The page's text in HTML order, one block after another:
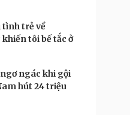
thời sự
đêm khuya
tình yêu
tình trẻ về
tôi bế tắc ở
ngác khi gội
hút 24 triệu